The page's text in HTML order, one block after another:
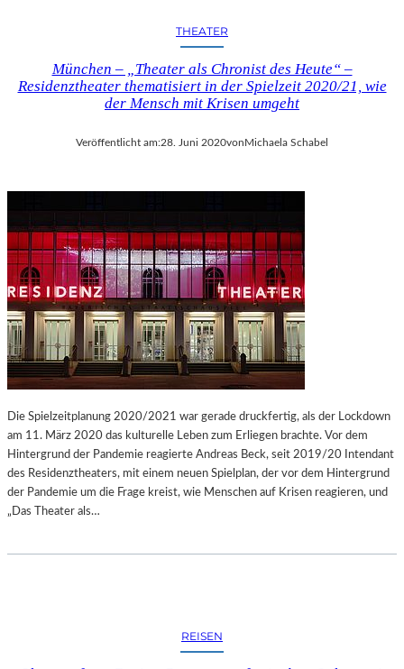
THEATER
München – „Theater als Chronist des Heute“ –
Residenztheater thematisiert in der Spielzeit 2020/21, wie
der Mensch mit Krisen umgeht
Veröffentlicht am:28. Juni 2020vonMichaela Schabel
Die Spielzeitplanung 2020/2021 war gerade druckfertig, als der Lockdown
am 11. März 2020 das kulturelle Leben zum Erliegen brachte. Vor dem
Hintergrund der Pandemie reagierte Andreas Beck, seit 2019/20 Intendant
des Residenztheaters, mit einem neuen Spielplan, der vor dem Hintergrund
der Pandemie um die Frage kreist, wie Menschen auf Krisen reagieren, und
„Das Theater als…
REISEN